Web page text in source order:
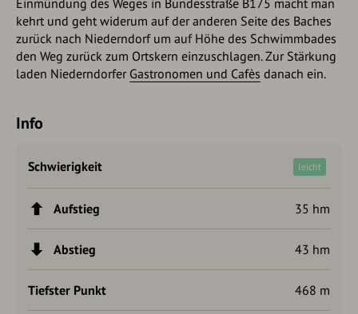
kehrt und geht widerum auf der anderen Seite des Baches
zurück nach Niederndorf um auf Höhe des Schwimmbades
den Weg zurück zum Ortskern einzuschlagen. Zur Stärkung
laden Niederndorfer Gastronomen und Cafès danach ein.
Info
Schwierigkeit leicht
Aufstieg 35 hm
Abstieg 43 hm
Tiefster Punkt 468 m